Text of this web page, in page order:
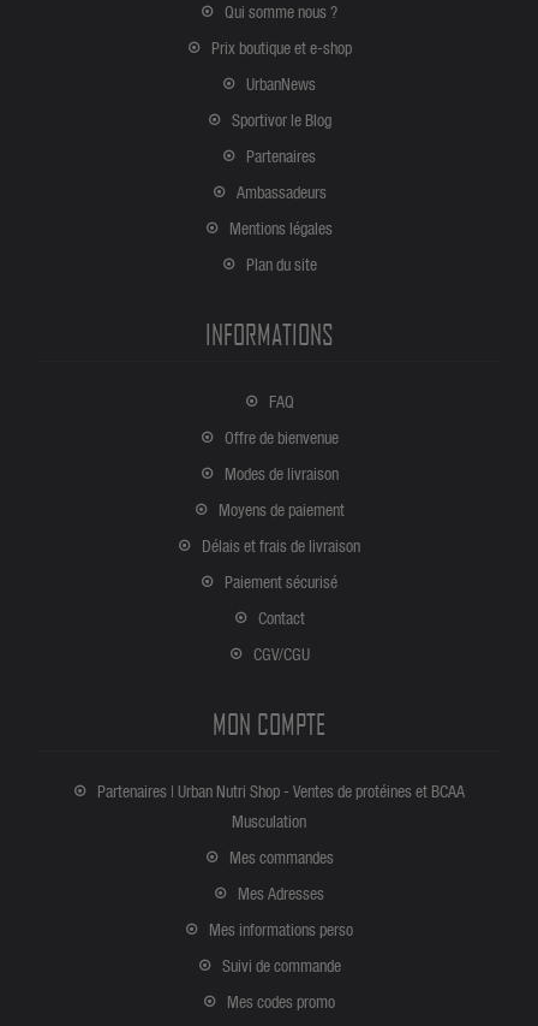
Qui somme nous ?
Prix boutique et e-shop
UrbanNews
Sportivor le Blog
Partenaires
Ambassadeurs
Mentions légales
Plan du site
INFORMATIONS
FAQ
Offre de bienvenue
Modes de livraison
Moyens de paiement
Délais et frais de livraison
Paiement sécurisé
Contact
CGV/CGU
MON COMPTE
Partenaires | Urban Nutri Shop - Ventes de protéines et BCAA
Musculation
Mes commandes
Mes Adresses
Mes informations perso
Suivi de commande
Mes codes promo